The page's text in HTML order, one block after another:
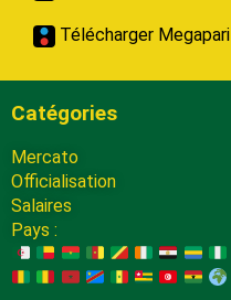
Télécharger Megapari
Catégories
Mercato
Officialisation
Salaires
Pays :